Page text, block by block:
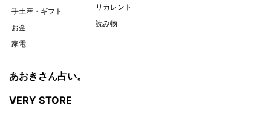
手土産・ギフト
お金
家電
リカレント
読み物
あおきさん占い。
VERY STORE